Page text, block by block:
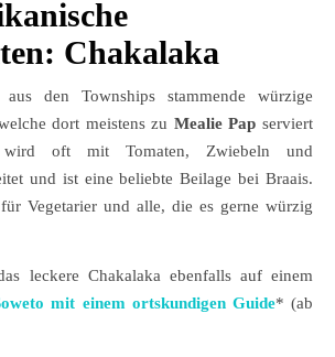
Chakalaka
den Townships stammende würzige
dort meistens zu Mealie Pap serviert
wird oft mit Tomaten, Zwiebeln und
und ist eine beliebte Beilage bei Braais.
Vegetarier und alle, die es gerne würzig
leckere Chakalaka ebenfalls auf einem
mit einem ortskundigen Guide* (ab